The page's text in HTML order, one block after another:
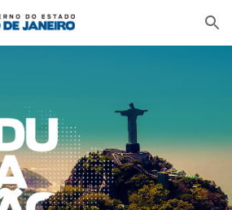
Skip to navigation